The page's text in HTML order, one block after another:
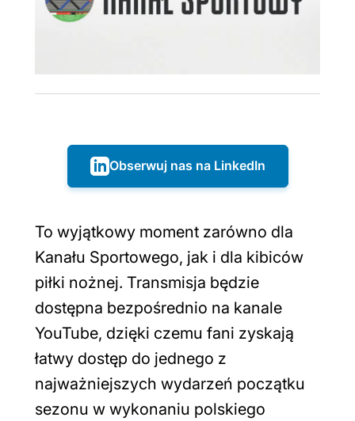
Obserwuj nas na LinkedIn
To wyjątkowy moment zarówno dla
Kanału Sportowego, jak i dla kibiców
piłki nożnej. Transmisja będzie
dostępna bezpośrednio na kanale
YouTube, dzięki czemu fani zyskają
łatwy dostęp do jednego z
najważniejszych wydarzeń początku
sezonu w wykonaniu polskiego